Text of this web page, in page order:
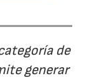
de
generar